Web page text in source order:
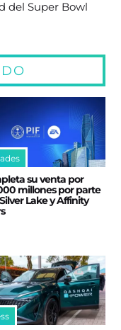
del Super Bowl
su venta por
millones por parte
Lake y Affinity